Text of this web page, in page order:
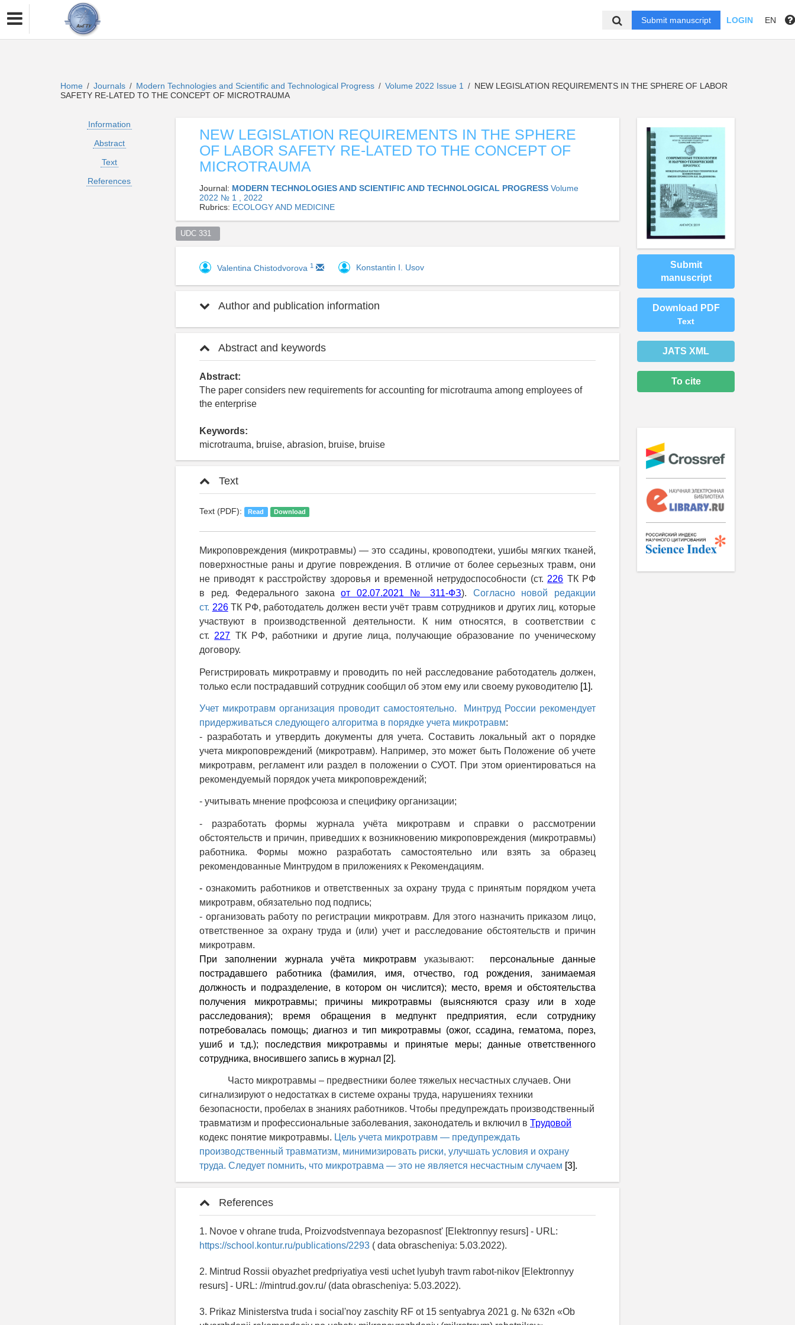
Submit manuscript LOGIN EN
Home / Journals / Modern Technologies and Scientific and Technological Progress / Volume 2022 Issue 1 / NEW LEGISLATION REQUIREMENTS IN THE SPHERE OF LABOR
SAFETY RE-LATED TO THE CONCEPT OF MICROTRAUMA
Information
Abstract
Text
References
NEW LEGISLATION REQUIREMENTS IN THE SPHERE
OF LABOR SAFETY RE-LATED TO THE CONCEPT OF
MICROTRAUMA
Journal: MODERN TECHNOLOGIES AND SCIENTIFIC AND TECHNOLOGICAL PROGRESS Volume
2022 № 1 , 2022
Rubrics: ECOLOGY AND MEDICINE
UDC 331
Valentina Chistodvorova 1 Konstantin I. Usov
Author and publication information
Abstract and keywords
Abstract:
The paper considers new requirements for accounting for microtrauma among employees of
the enterprise
Keywords:
microtrauma, bruise, abrasion, bruise, bruise
Text
Text (PDF): Read Download
Микроповреждения (микротравмы) — это ссадины, кровоподтеки, ушибы мягких тканей,
поверхностные раны и другие повреждения. В отличие от более серьезных травм, они
не приводят к расстройству здоровья и временной нетрудоспособности (ст. 226 ТК РФ
в ред. Федерального законаот 02.07.2021 № 311-ФЗ). Согласно новой редакции
ст. 226ТК РФ, работодатель должен вести учёт травм сотрудников и других лиц, которые
участвуют в производственной деятельности. К ним относятся, в соответствии с
ст. 227 ТК РФ, работники и другие лица, получающие образование по ученическому
договору.
Регистрировать микротравму и проводить по ней расследование работодатель должен,
только если пострадавший сотрудник сообщил об этом ему или своему руководителю [1].
Учет микротравм организация проводит самостоятельно. Минтруд России рекомендует
придерживаться следующего алгоритма в порядке учета микротравм:
- разработать и утвердить документы для учета. Составить локальный акт о порядке
учета микроповреждений (микротравм). Например, это может быть Положение об учете
микротравм, регламент или раздел в положении о СУОТ. При этом ориентироваться на
рекомендуемый порядок учета микроповреждений;
- учитывать мнение профсоюза и специфику организации;
- разработать формы журнала учёта микротравм и справки о рассмотрении
обстоятельств и причин, приведших к возникновению микроповреждения (микротравмы)
работника. Формы можно разработать самостоятельно или взять за образец
рекомендованные Минтрудом в приложениях к Рекомендациям.
-ознакомить работников и ответственных за охрану труда с принятым порядком учета
микротравм, обязательно под подпись;
- организовать работу по регистрации микротравм. Для этого назначить приказом лицо,
ответственное за охрану труда и (или) учет и расследование обстоятельств и причин
микротравм.
При заполнении журнала учёта микротравм указывают: персональные данные
пострадавшего работника (фамилия, имя, отчество, год рождения, занимаемая
должность и подразделение, в котором он числится); место, время и обстоятельства
получения микротравмы; причины микротравмы (выясняются сразу или в ходе
расследования); время обращения в медпункт предприятия, если сотруднику
потребовалась помощь; диагноз и тип микротравмы (ожог, ссадина, гематома, порез,
ушиб и т.д.); последствия микротравмы и принятые меры; данные ответственного
сотрудника, вносившего запись в журнал [2].
Часто микротравмы – предвестники более тяжелых несчастных случаев. Они
сигнализируют о недостатках в системе охраны труда, нарушениях техники
безопасности, пробелах в знаниях работников. Чтобы предупреждать производственный
травматизм и профессиональные заболевания, законодатель и включил в Трудовой
кодекс понятие микротравмы. Цель учета микротравм — предупреждать
производственный травматизм, минимизировать риски, улучшать условия и охрану
труда. Следует помнить, что микротравма — это не является несчастным случаем [3].
References
1. Novoe v ohrane truda, Proizvodstvennaya bezopasnost' [Elektronnyy resurs] - URL:
https://school.kontur.ru/publications/2293 ( data obrascheniya: 5.03.2022).
2. Mintrud Rossii obyazhet predpriyatiya vesti uchet lyubyh travm rabot-nikov [Elektronnyy
resurs] - URL: //mintrud.gov.ru/ (data obrascheniya: 5.03.2022).
3. Prikaz Ministerstva truda i social'noy zaschity RF ot 15 sentyabrya 2021 g. № 632n «Ob
Submit
manuscript
Download PDF
Text
JATS XML
To cite